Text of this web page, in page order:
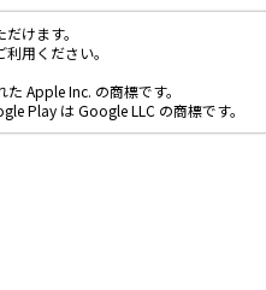
けます。
用ください。
Apple Inc. の商標です。
Play は Google LLC の商標です。